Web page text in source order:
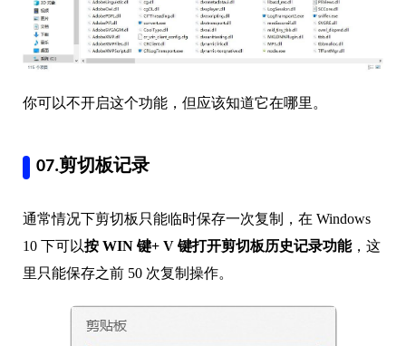
你可以不开启这个功能，但应该知道它在哪里。
07.剪切板记录
通常情况下剪切板只能临时保存一次复制，在 Windows
10 下可以按 WIN 键+ V 键打开剪切板历史记录功能，这
里只能保存之前 50 次复制操作。